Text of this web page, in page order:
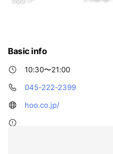
Basic info
10:30〜21:00
045-222-2399
hoo.co.jp/